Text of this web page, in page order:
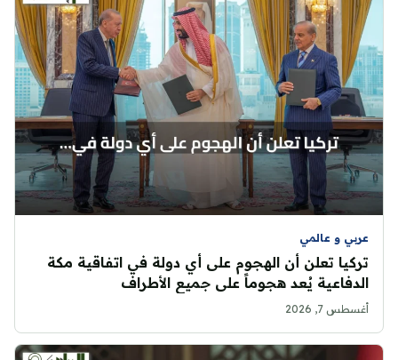
عربي و عالمي
تركيا تعلن أن الهجوم على أي دولة في اتفاقية مكة
الدفاعية يُعد هجوماً على جميع الأطراف
أغسطس 7, 2026